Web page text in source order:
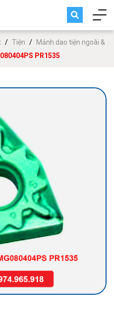
Tiện
Mảnh dao tiện ngoài &
PR1535